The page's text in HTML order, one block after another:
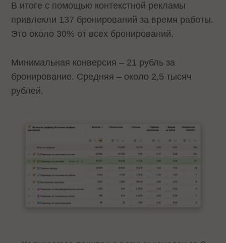
В итоге с помощью контекстной рекламы
привлекли 137 бронирований за время работы.
Это около 30% от всех бронирований.
Минимальная конверсия – 21 рубль за
бронирование. Средняя – около 2,5 тысяч
рублей.